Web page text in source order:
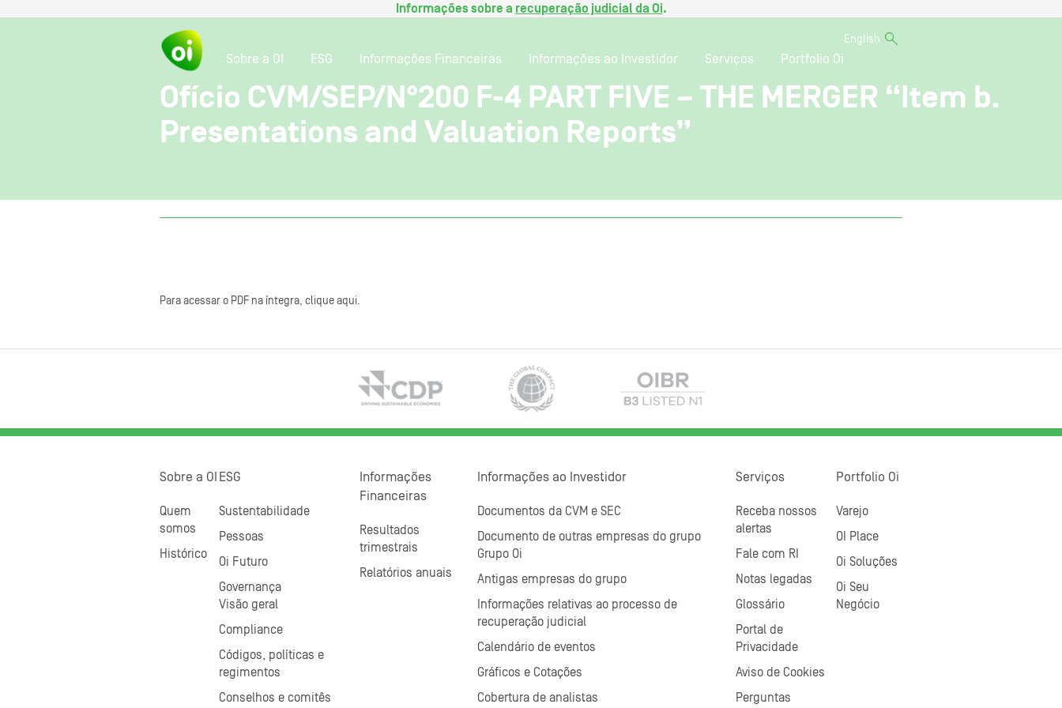
Informações sobre a recuperação judicial da Oi.
English
Sobre a OI ESG Informações Financeiras Informações ao Investidor Serviços Portfolio Oi
Ofício CVM/SEP/N°200 F-4 PART FIVE – THE MERGER “Item b.
Presentations and Valuation Reports”
Para acessar o PDF na íntegra, clique aqui.
Sobre a OI
Quem
somos
Histórico
ESG
Sustentabilidade
Pessoas
Oi Futuro
Governança
Visão geral
Compliance
Códigos, políticas e
regimentos
Conselhos e comitês
Informações
Financeiras
Resultados
trimestrais
Relatórios anuais
Informações ao Investidor
Documentos da CVM e SEC
Documento de outras empresas do grupo
Grupo Oi
Antigas empresas do grupo
Informações relativas ao processo de
recuperação judicial
Calendário de eventos
Gráficos e Cotações
Cobertura de analistas
Serviços
Receba nossos
alertas
Fale com RI
Notas legadas
Glossário
Portal de
Privacidade
Aviso de Cookies
Perguntas
Portfolio Oi
Varejo
OI Place
Oi Soluções
Oi Seu
Negócio